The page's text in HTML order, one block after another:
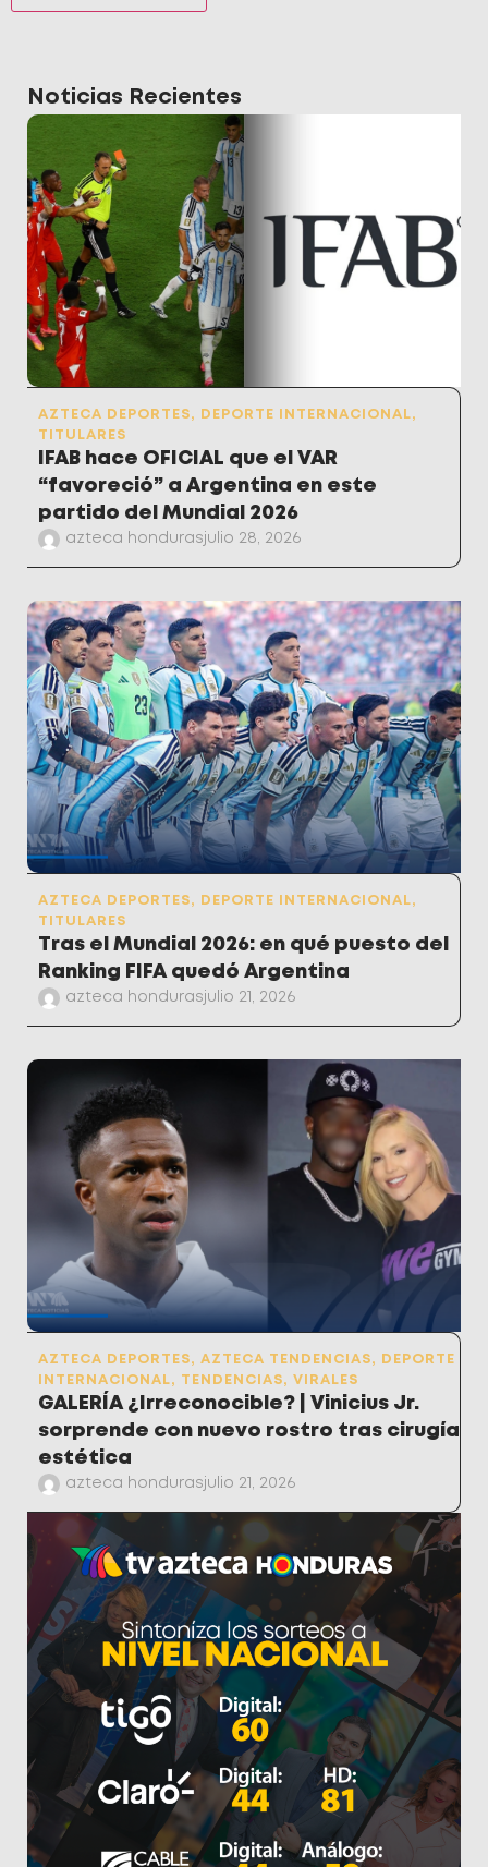
Noticias Recientes
AZTECA DEPORTES, DEPORTE INTERNACIONAL,
TITULARES
IFAB hace OFICIAL que el VAR
“favoreció” a Argentina en este
partido del Mundial 2026
azteca honduras julio 28, 2026
AZTECA DEPORTES, DEPORTE INTERNACIONAL,
TITULARES
Tras el Mundial 2026: en qué puesto del
Ranking FIFA quedó Argentina
azteca honduras julio 21, 2026
AZTECA DEPORTES, AZTECA TENDENCIAS,
DEPORTE
INTERNACIONAL, TENDENCIAS, VIRALES
GALERÍA ¿Irreconocible? | Vinicius Jr.
sorprende con nuevo rostro tras cirugía
estética
azteca honduras julio 21, 2026